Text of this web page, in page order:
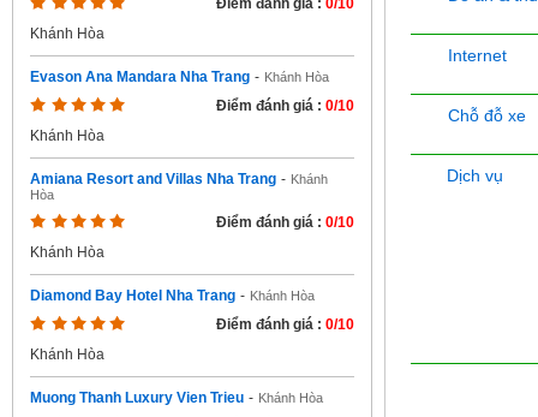
Điểm đánh giá : 0/10
Khánh Hòa
Evason Ana Mandara Nha Trang - Khánh Hòa
Điểm đánh giá : 0/10
Khánh Hòa
Amiana Resort and Villas Nha Trang - Khánh
Hòa
Điểm đánh giá : 0/10
Khánh Hòa
Diamond Bay Hotel Nha Trang - Khánh Hòa
Điểm đánh giá : 0/10
Khánh Hòa
Muong Thanh Luxury Vien Trieu - Khánh Hòa
Internet
Chỗ đỗ xe
Dịch vụ